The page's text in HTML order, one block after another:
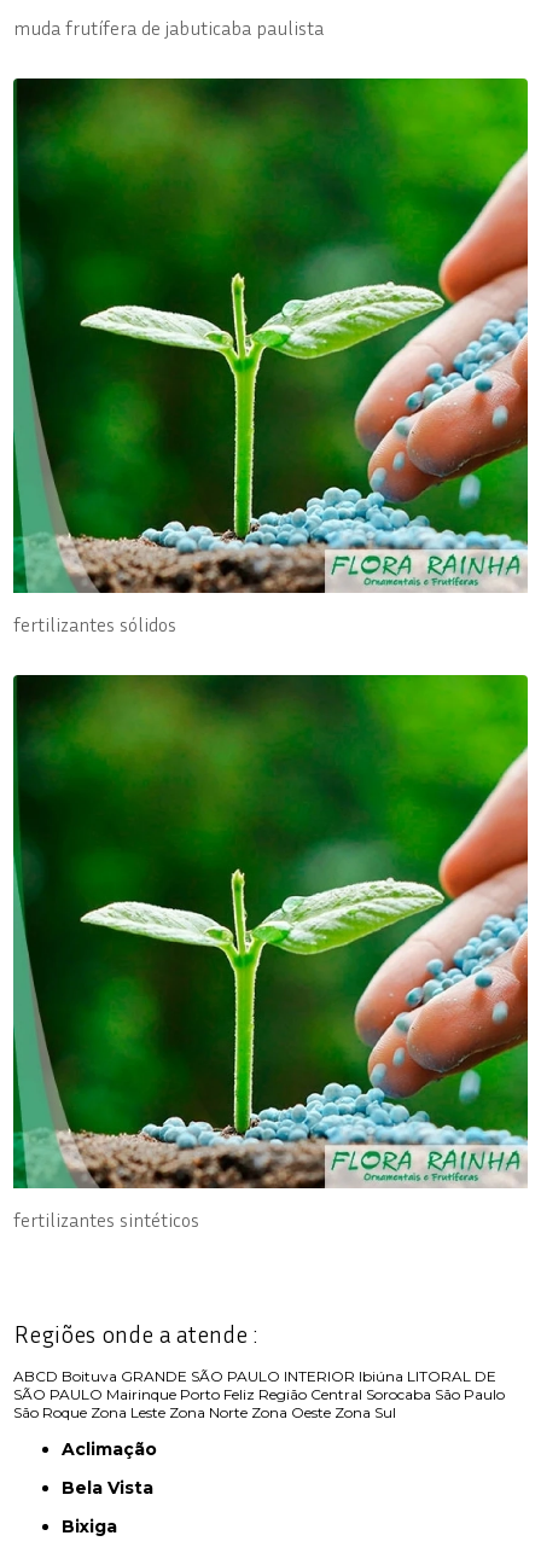
muda frutífera de jabuticaba paulista
fertilizantes sólidos
fertilizantes sintéticos
Regiões onde a atende :
ABCD Boituva GRANDE SÃO PAULO INTERIOR Ibiúna LITORAL DE
SÃO PAULO Mairinque Porto Feliz Região Central Sorocaba São Paulo
São Roque Zona Leste Zona Norte Zona Oeste Zona Sul
Aclimação
Bela Vista
Bixiga